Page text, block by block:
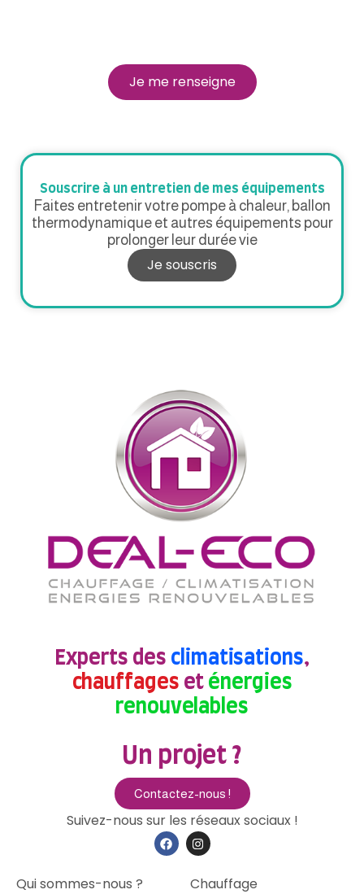
Je me renseigne
Souscrire à un entretien de mes équipements
Faites entretenir votre pompe à chaleur, ballon
thermodynamique et autres équipements pour
prolonger leur durée vie
Je souscris
Experts des climatisations,
chauffages et énergies
renouvelables
Un projet ?
Contactez-nous !
Suivez-nous sur les réseaux sociaux !
Qui sommes-nous ?
Chauffage